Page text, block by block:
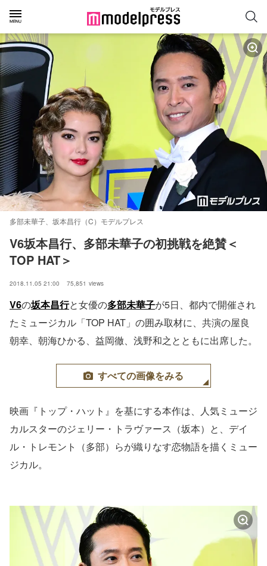
多部未華子、坂本昌行（C）モデルプレス
V6坂本昌行、多部未華子の初挑戦を絶賛＜
TOP HAT＞
2018.11.05 21:00 75,851 views
V6の坂本昌行と女優の多部未華子が5日、都内で開催され
たミュージカル「TOP HAT」の囲み取材に、共演の屋良
朝幸、朝海ひかる、益岡徹、浅野和之とともに出席した。
すべての画像をみる
映画『トップ・ハット』を基にする本作は、人気ミュージ
カルスターのジェリー・トラヴァース（坂本）と、デイ
ル・トレモント（多部）らが織りなす恋物語を描くミュー
ジカル。